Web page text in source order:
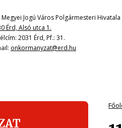
Megyei Jogú Város Polgármesteri Hivatala
Érd, Alsó utca 1.
2031 Érd, Pf.: 31.
onkormanyzat@erd.hu